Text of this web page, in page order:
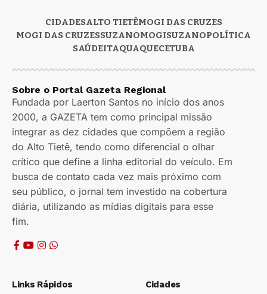
CIDADESALTO TIETÊMOGI DAS CRUZES
MOGI DAS CRUZESSUZANOMOGISUZANOPOLÍTICA
SAÚDEITAQUAQUECETUBA
Sobre o Portal Gazeta Regional
Fundada por Laerton Santos no início dos anos
2000, a GAZETA tem como principal missão
integrar as dez cidades que compõem a região
do Alto Tietê, tendo como diferencial o olhar
crítico que define a linha editorial do veículo. Em
busca de contato cada vez mais próximo com
seu público, o jornal tem investido na cobertura
diária, utilizando as mídias digitais para esse
fim.
Links Rápidos Cidades